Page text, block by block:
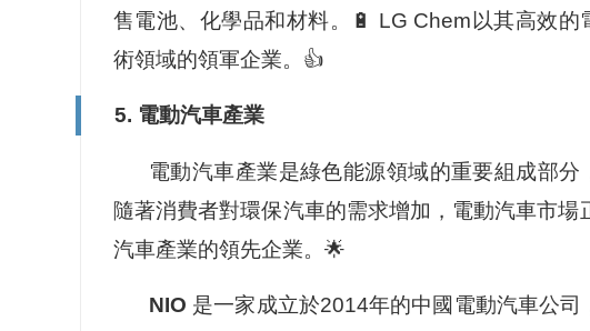
售電池、化學品和材料。🔋 LG Chem以其高效
術領域的領軍企業。👍
5. 電動汽車產業
電動汽車產業是綠色能源領域的重要組成部
隨著消費者對環保汽車的需求增加，電動汽車市場
汽車產業的領先企業。🌟
NIO 是一家成立於2014年的中國電動汽車公